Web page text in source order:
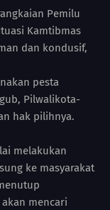
Pemilu
Kamtibmas
dan kondusif,
pesta
Pilwalikota-
hak pilihnya.
melakukan
ke masyarakat
mencari